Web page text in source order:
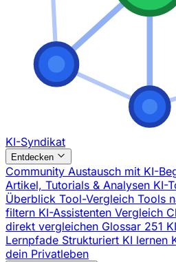
KI-Syndikat
Entdecken
Community Austausch mit KI-
Artikel, Tutorials & Analysen KI-
Überblick Tool-Vergleich Tools
filtern KI-Assistenten Vergleich
direkt vergleichen Glossar 251
Lernpfade Strukturiert KI lernen
dein Privatleben